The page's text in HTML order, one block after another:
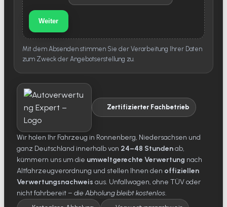
Weiter
Mit dem Absenden stimmen Sie der Verarbeitung Ihrer Daten
zum Zweck der Angebotserstellung zu.
Zertifizierter Fachbetrieb
Wir holen Ihr Fahrzeug in Ronnenberg, Niedersachsen und
ganz Deutschland innerhalb von 24–48 Stundenab,
kümmern uns um die umweltgerechte Verwertung nach
Altfahrzeugverordnung und stellen Ihnen den offiziellen
Verwertungsnachweis aus. Unfallwagen, ohne TÜV oder
nicht fahrbereit – die Abholung bleibt kostenlos.